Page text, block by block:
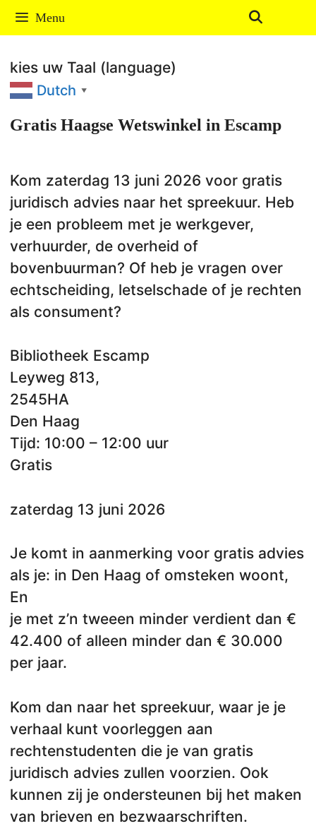
Ga
naar
inhoud
Menu
kies uw Taal (language)
Dutch ▼
Gratis Haagse Wetswinkel in Escamp
Kom zaterdag 13 juni 2026 voor gratis
juridisch advies naar het spreekuur. Heb
je een probleem met je werkgever,
verhuurder, de overheid of
bovenbuurman? Of heb je vragen over
echtscheiding, letselschade of je rechten
als consument?
Bibliotheek Escamp
Leyweg 813,
2545HA
Den Haag
Tijd: 10:00 – 12:00 uur
Gratis
zaterdag 13 juni 2026
Je komt in aanmerking voor gratis advies
als je: in Den Haag of omsteken woont,
En
je met z’n tweeen minder verdient dan €
42.400 of alleen minder dan € 30.000
per jaar.
Kom dan naar het spreekuur, waar je je
verhaal kunt voorleggen aan
rechtenstudenten die je van gratis
juridisch advies zullen voorzien. Ook
kunnen zij je ondersteunen bij het maken
van brieven en bezwaarschriften.